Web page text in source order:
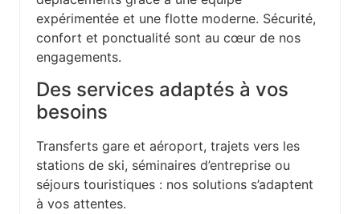
expérimentée et une flotte moderne. Sécurité,
confort et ponctualité sont au cœur de nos
engagements.
Des services adaptés à vos
besoins
Transferts gare et aéroport, trajets vers les
stations de ski, séminaires d’entreprise ou
séjours touristiques : nos solutions s’adaptent
à vos attentes.